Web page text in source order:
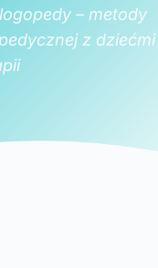
– metody
z dziećmi